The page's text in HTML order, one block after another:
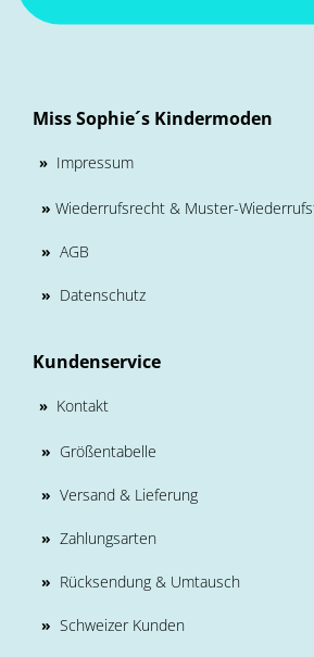
Miss Sophie´s Kindermoden
» Impressum
» Wiederrufsrecht & Muster-
» AGB
» Datenschutz
Kundenservice
» Kontakt
» Größentabelle
» Versand & Lieferung
» Zahlungsarten
» Rücksendung & Umtausch
» Schweizer Kunden